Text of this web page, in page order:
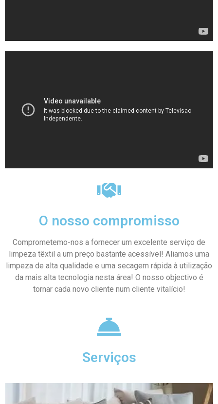
O nosso compromisso
Comprometemo-nos a fornecer um excelente serviço de
limpeza têxtil a um preço bastante acessível! Aliamos uma
limpeza de alta qualidade e uma secagem rápida à utilização
da mais alta tecnologia nesta área! O nosso objectivo é
tornar cada novo cliente num cliente vitalício!
Serviços